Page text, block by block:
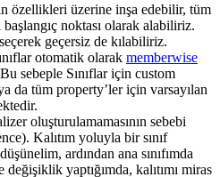
özellikleri üzerine inşa edebilir, tüm
noktası olarak alabiliriz.
geçersiz de kılabiliriz.
otomatik olarak memberwise
sebeple Sınıflar için custom
da tüm property’ler için varsayılan
oluşturulamamasının sebebi
Kalıtım yoluyla bir sınıf
ardından ana sınıfımda
değişiklik yaptığımda, kalıtımı miras